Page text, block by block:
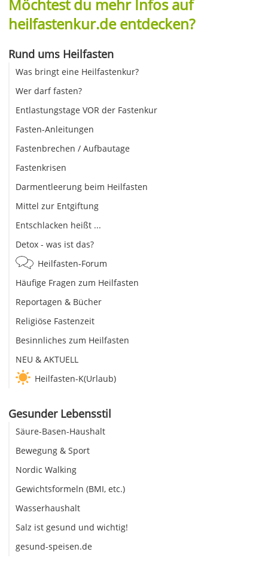
Möchtest du mehr Infos auf
heilfastenkur.de entdecken?
Rund ums Heilfasten
Was bringt eine Heilfastenkur?
Wer darf fasten?
Entlastungstage VOR der Fastenkur
Fasten-Anleitungen
Fastenbrechen / Aufbautage
Fastenkrisen
Darmentleerung beim Heilfasten
Mittel zur Entgiftung
Entschlacken heißt ...
Detox - was ist das?
Heilfasten-Forum
Häufige Fragen zum Heilfasten
Reportagen & Bücher
Religiöse Fastenzeit
Besinnliches zum Heilfasten
NEU & AKTUELL
Heilfasten-K(Urlaub)
Gesunder Lebensstil
Säure-Basen-Haushalt
Bewegung & Sport
Nordic Walking
Gewichtsformeln (BMI, etc.)
Wasserhaushalt
Salz ist gesund und wichtig!
gesund-speisen.de